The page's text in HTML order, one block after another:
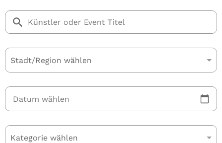
Stadt/Region wählen
Kategorie wählen